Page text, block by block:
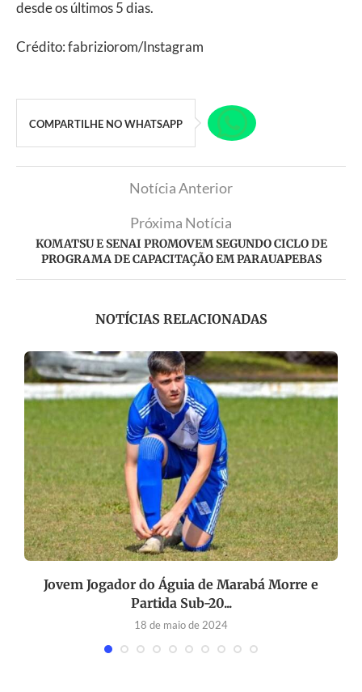
desde os últimos 5 dias.
Crédito: fabriziorom/Instagram
COMPARTILHE NO WHATSAPP
Notícia Anterior
Próxima Notícia
KOMATSU E SENAI PROMOVEM SEGUNDO CICLO DE
PROGRAMA DE CAPACITAÇÃO EM PARAUAPEBAS
NOTÍCIAS RELACIONADAS
Jovem Jogador do Águia de Marabá Morre e
Partida Sub-20...
18 de maio de 2024